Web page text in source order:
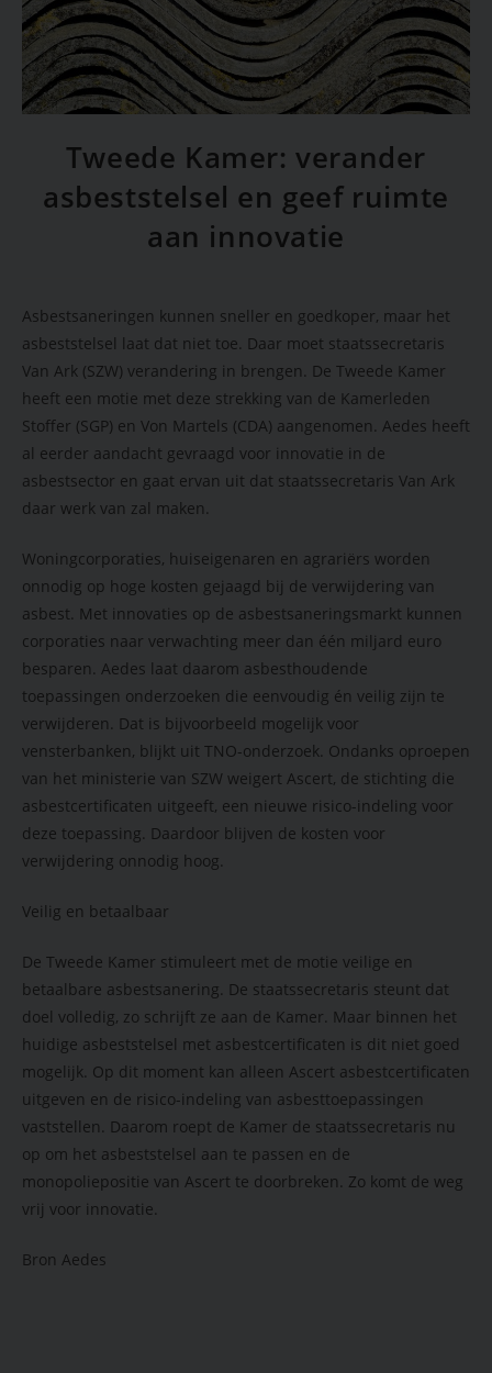
Tweede Kamer: verander
asbeststelsel en geef ruimte
aan innovatie
Asbestsaneringen kunnen sneller en goedkoper, maar het
asbeststelsel laat dat niet toe. Daar moet staatssecretaris
Van Ark (SZW) verandering in brengen. De Tweede Kamer
heeft een motie met deze strekking van de Kamerleden
Stoffer (SGP) en Von Martels (CDA) aangenomen. Aedes heeft
al eerder aandacht gevraagd voor innovatie in de
asbestsector en gaat ervan uit dat staatssecretaris Van Ark
daar werk van zal maken.
Woningcorporaties, huiseigenaren en agrariërs worden
onnodig op hoge kosten gejaagd bij de verwijdering van
asbest. Met innovaties op de asbestsaneringsmarkt kunnen
corporaties naar verwachting meer dan één miljard euro
besparen. Aedes laat daarom asbesthoudende
toepassingen onderzoeken die eenvoudig én veilig zijn te
verwijderen. Dat is bijvoorbeeld mogelijk voor
vensterbanken, blijkt uit TNO-onderzoek. Ondanks oproepen
van het ministerie van SZW weigert Ascert, de stichting die
asbestcertificaten uitgeeft, een nieuwe risico-indeling voor
deze toepassing. Daardoor blijven de kosten voor
verwijdering onnodig hoog.
Veilig en betaalbaar
De Tweede Kamer stimuleert met de motie veilige en
betaalbare asbestsanering. De staatssecretaris steunt dat
doel volledig, zo schrijft ze aan de Kamer. Maar binnen het
huidige asbeststelsel met asbestcertificaten is dit niet goed
mogelijk. Op dit moment kan alleen Ascert asbestcertificaten
uitgeven en de risico-indeling van asbesttoepassingen
vaststellen. Daarom roept de Kamer de staatssecretaris nu
op om het asbeststelsel aan te passen en de
monopoliepositie van Ascert te doorbreken. Zo komt de weg
vrij voor innovatie.
Bron Aedes